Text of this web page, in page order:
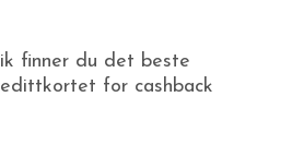
finner du det beste
for cashback